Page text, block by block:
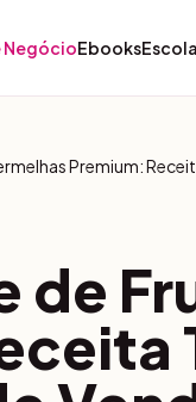
NegócioEbooksEscola
de